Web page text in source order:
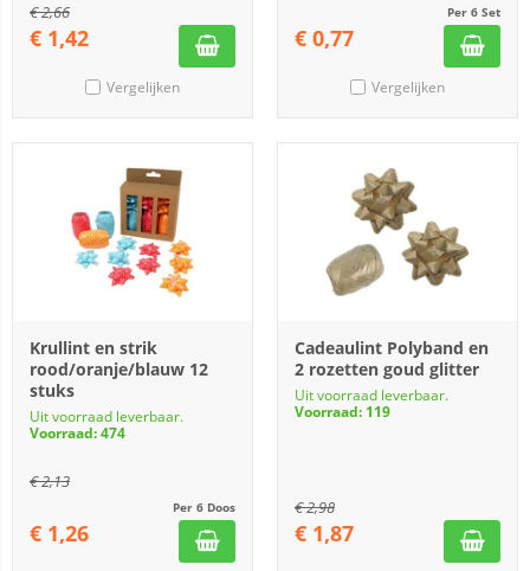
€2,66
€ 1,42
Vergelijken
Per 6 Set
€ 0,77
Vergelijken
Krullint en strik
rood/oranje/blauw 12
stuks
Uit voorraad leverbaar.
Voorraad: 474
€2,13
Per 6 Doos
€ 1,26
Cadeaulint Polyband en
2 rozetten goud glitter
Uit voorraad leverbaar.
Voorraad: 119
€2,98
€ 1,87